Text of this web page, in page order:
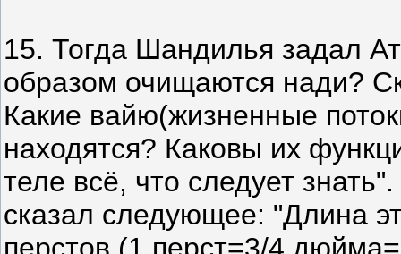
15. Тогда Шандилья задал
образом очищаются нади?
Какие вайю(жизненные
находятся? Каковы их
теле всё, что следует
сказал следующее: "Длина
перстов (1 перст=3/4